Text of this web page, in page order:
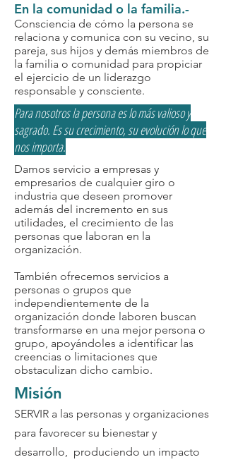
En la comunidad o la familia.-
Consciencia de cómo la persona se
relaciona y comunica con su vecino, su
pareja, sus hijos y demás miembros de
la familia o comunidad para propiciar
el ejercicio de un liderazgo
responsable y consciente.
Para nosotros la persona es lo más valioso y
sagrado. Es su crecimiento, su evolución lo que
nos importa.
Damos servicio a empresas y
empresarios de cualquier giro o
industria que deseen promover
además del incremento en sus
utilidades, el crecimiento de las
personas que laboran en la
organización.
También ofrecemos servicios a
personas o grupos que
independientemente de la
organización donde laboren buscan
transformarse en una mejor persona o
grupo, apoyándoles a identificar las
creencias o limitaciones que
obstaculizan dicho cambio.
Misión
SERVIR a las personas y organizaciones
para favorecer su bienestar y
desarrollo, produciendo un impacto